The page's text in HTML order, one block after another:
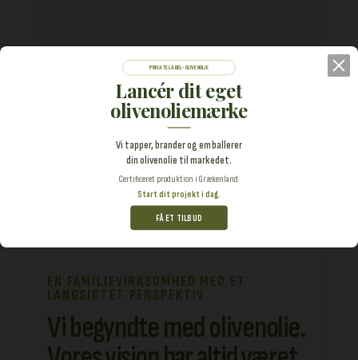
EN FAMILIEVIRKSOMHED MED ET
LANGSIGTET PERSPEKTIV
Vi begyndte med olivenolie.
PRIVATE LABEL-OLIVENOLIE
Lancér dit eget
olivenoliemærke
Vi tapper, brander og emballerer
din olivenolie til markedet.
Certificeret produktion i Grækenland.
Start dit projekt i dag.
FÅ ET TILBUD